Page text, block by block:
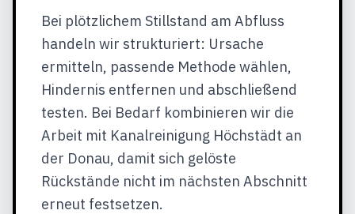
Bei plötzlichem Stillstand am Abfluss
handeln wir strukturiert: Ursache
ermitteln, passende Methode wählen,
Hindernis entfernen und abschließend
testen. Bei Bedarf kombinieren wir die
Arbeit mit Kanalreinigung Höchstädt an
der Donau, damit sich gelöste
Rückstände nicht im nächsten Abschnitt
erneut festsetzen.